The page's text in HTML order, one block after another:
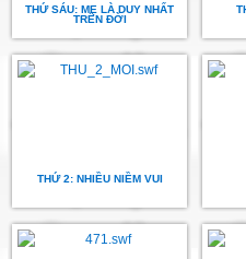
THỨ SÁU: MẸ LÀ DUY NHẤT
TRÊN ĐỜI
THỨ 2: NHIỀU NIỀM VUI